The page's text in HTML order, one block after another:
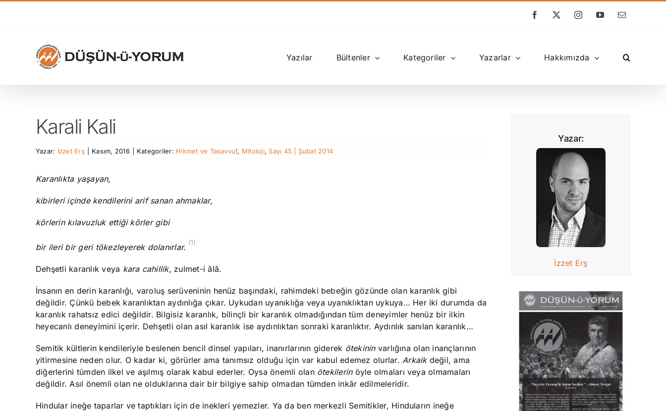
Facebook
X InstagramYouTube
E-
Yazılar Bültenler Kategoriler Yazarlar Hakkımızda
Karali Kali
Yazar: İzzet Erş Kasım, 2016 Kategoriler: Hikmet ve Tasavvuf, Mitoloji, Sayı 45 | Şubat 2014
Karanlıkta yaşayan,
kibirleri içinde kendilerini arif sanan ahmaklar,
körlerin kılavuzluk ettiği körler gibi
bir ileri bir geri tökezleyerek dolanırlar. [1]
Dehşetli karanlık veya kara cahillik, zulmet-i âlâ.
İnsanın en derin karanlığı, varoluş serüveninin henüz başındaki, rahimdeki bebeğin gözünde olan karanlık gibi
değildir. Çünkü bebek karanlıktan aydınlığa çıkar. Uykudan uyanıklığa veya uyanıklıktan uykuya… Her iki durumda da
karanlık rahatsız edici değildir. Bilgisiz karanlık, bilinçli bir karanlık olmadığından tüm deneyimler henüz bir ilkin
heyecanlı deneyimini içerir. Dehşetli olan asıl karanlık ise aydınlıktan sonraki karanlıktır. Aydınlık sanılan karanlık…
Semitik kültlerin kendileriyle beslenen bencil dinsel yapıları, inanırlarının giderek ötekininvarlığına olan inançlarının
yitirmesine neden olur. O kadar ki, görürler ama tanımsız olduğu için var kabul edemez olurlar. Arkaikdeğil, ama
diğerlerini tümden ilkel ve aşılmış olarak kabul ederler. Oysa önemli olan ötekilerinöyle olmaları veya olmamaları
değildir. Asıl önemli olan ne olduklarına dair bir bilgiye sahip olmadan tümden inkâr edilmeleridir.
Hindular ineğe taparlar ve taptıkları için de inekleri yemezler. Ya da ben merkezli Semitikler, Hinduların ineğe
Yazar:
İzzet Erş